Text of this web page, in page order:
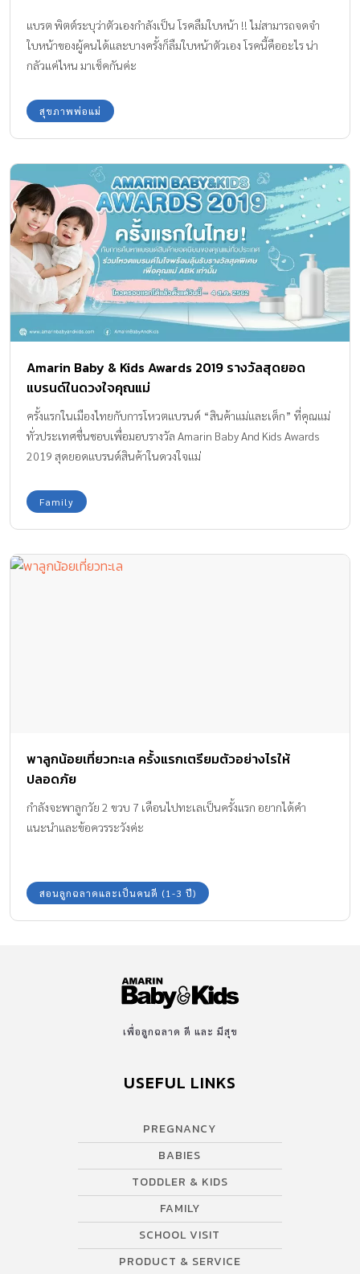
แบรต พิตต์ระบุว่าตัวเองกำลังเป็น โรคลืมใบหน้า !! ไม่สามารถจดจำ
ใบหน้าของผู้คนได้และบางครั้งก็ลืมใบหน้าตัวเอง โรคนี้คืออะไร น่า
กลัวแค่ไหน มาเช็คกันค่ะ
สุขภาพพ่อแม่
Amarin Baby & Kids Awards 2019 รางวัลสุดยอด
แบรนด์ในดวงใจคุณแม่
ครั้งแรกในเมืองไทยกับการโหวตแบรนด์ “สินค้าแม่และเด็ก” ที่คุณแม่
ทั่วประเทศชื่นชอบเพื่อมอบรางวัล Amarin Baby And Kids Awards
2019 สุดยอดแบรนด์สินค้าในดวงใจแม่
Family
พาลูกน้อยเที่ยวทะเล ครั้งแรกเตรียมตัวอย่างไรให้
ปลอดภัย
กำลังจะพาลูกวัย 2 ขวบ 7 เดือนไปทะเลเป็นครั้งแรก อยากได้คำ
แนะนำและข้อควรระวังค่ะ
สอนลูกฉลาดและเป็นคนดี (1-3 ปี)
เพื่อลูกฉลาด ดี และ มีสุข
USEFUL LINKS
PREGNANCY
BABIES
TODDLER & KIDS
FAMILY
SCHOOL VISIT
PRODUCT & SERVICE